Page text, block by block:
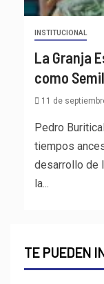
INSTITUCIONAL
La Granja
como
11 de
Pedro
tiempos
desarrollo de
la...
TE PUEDEN